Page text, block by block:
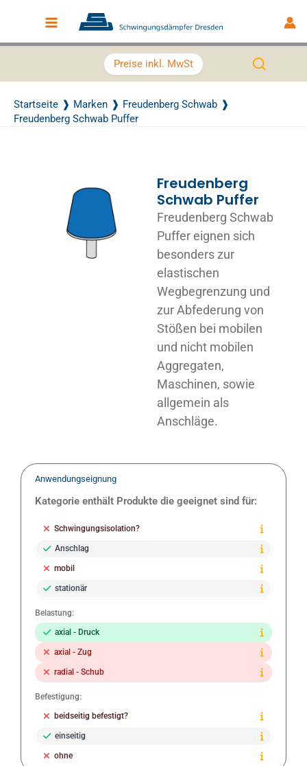
Main Menu
Preise inkl. MwSt
Startseite Marken
Freudenberg Schwab
Freudenberg Schwab Puffer
Freudenberg
Schwab Puffer
Freudenberg Schwab
Puffer eignen sich
besonders zur
elastischen
Wegbegrenzung und
zur Abfederung von
Stößen bei mobilen
und nicht mobilen
Aggregaten,
Maschinen, sowie
allgemein als
Anschläge.
Anwendungseignung
Kategorie enthält Produkte die geeignet sind für:
Schwingungsisolation?
Anschlag
mobil
stationär
Belastung:
axial - Druck
axial - Zug
radial - Schub
Befestigung:
beidseitig befestigt?
einseitig
ohne